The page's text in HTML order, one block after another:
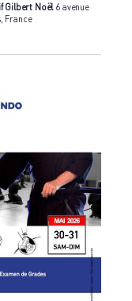
Gilbert Noël 6 avenue
France